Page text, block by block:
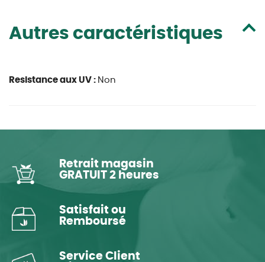
Autres caractéristiques
Resistance aux UV : Non
Retrait magasin
GRATUIT 2 heures
Satisfait ou
Remboursé
Service Client